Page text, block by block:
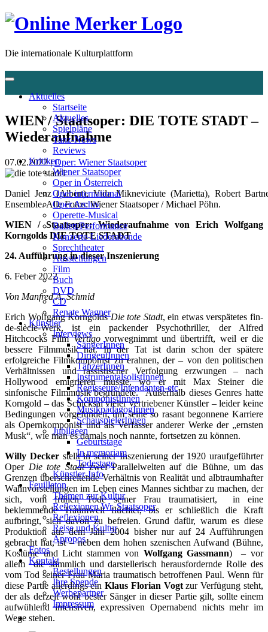
Die internationale Kulturplattform
Aktuelles
Startseite
Aktuelles
Spielpläne
Tanz-News
Reviews
Kritiken
Wiener Staatsoper
Oper in Österreich
Oper international
Oper Archiv
Operette-Musical
Ballett/Performance
Konzerte-Liederabende
Sprechtheater
Ausstellungen
Film
Buch
DVD
CD
Renate Wagner
Künstler
Interviews
SängerInnen
DirigentInnen
TänzerInnen
InstrumentalsolistInnen
Regisseure/Intendanten-etc
KomponistInnen
MusikpädagogInnen
SchauspielerInnen
Jubilaeen
Geburtstage
In memoriam
Todestage
Künstler-Info
Feuilleton
Themen zur Kultur
Reflexionen Wr. Staatsoper
Reflexionen
Reise und Kultur
Apropos
Fotos
Kontakt
Bestellungen
Ihre Spende
Werbepartner
Impressum
WIEN / Staatsoper: DIE TOTE STADT –
Wiederaufnahme
07.02.2022 |Oper: Wiener Staatsoper
Daniel Jenz (Albert), Vida Mikneviciute (Marietta), Robert
Ensemble. Alle Fotos: Wiener Staatsoper / Michael Pöhn.
WIEN / Staatsoper: Wiederaufnahme von Erich Wolfgang
Korngolds DIE TOTE STADT
24. Aufführung in dieser Inszenierung
6. Feber 2022
Von Manfred A. Schmid
Erich Wolfgang KorngoldsDie tote Stadt, ein etwas verspätetes fin-
de-siècle-Werk, ist ein packender Psychothriller, der Alfred
Hitchcocks FilmVertigo vorwegnimmt und übertrifft, weil er die
bessere Filmmusik hat. In der Tat ist darin schon der spätere
erfolgreiche Filmkomponist zu erahnen, der – von den politischen
Verhältnissen und rassistischer Verfolgung erzwungen – nach
Hollywood emigrieren musste, wo er mit Max Steiner die
sinfonische Filmmusik begründete. Außerhalb dieses Genres hatte
Korngold – das Schicksal vieler vertriebener Künstler – leider keine
Bedingungen vorgefunden, um seine so rasant begonnene Karriere
als Opernkomponist und als Verfasser anderer Werke der „ernsten
Musk“, wie man es damals noch nannte, fortsetzen zu können.
Willy Decker stellt in seiner Inszenierung der 1920 uraufgeführter
Oper Die tote Stadtzwei Parallelwelten auf die Bühne, um das
Grenzen überschreitende Verhältnis von Realität und albtraumhafter
Wahnvorstellungen im Leben eines Mannes sichtbar zu machen, der
sich, vom frühen Tode seiner Frau traumatisiert, in eine
beklemmende Traumwelt flüchtet, bis er schließlich die Kraft
aufbringt, sich davon zu befreien. Grund dafür, warum es diese
Produktion aus dem Jahr 2004 bisher nur auf 24 Aufführungen
gebracht hat, ist – neben dem hohen szenischen Aufwand (Bühne,
Kostüme und Licht stammen von Wolfgang Gassmann) – vor
allem die stimmlich und darstellerisch herausfordernde Rolle des
vom Tod seiner Frau Maria traumatisch betroffenen Paul. Wenn für
diese Partie allerdings einKlaus Florian Vogtzur Verfügung steht,
der als derzeit wohl bester Sänger in dieser Partie gilt, sollte einem
aufwühlend intensiven, expressiven Opernabend nichts mehr im
Wege stehen.